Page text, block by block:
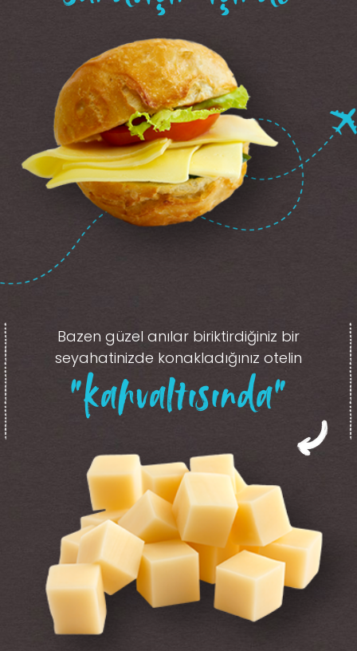
Bazen güzel anılar biriktirdiğiniz bir
seyahatinizde konakladığınız otelin
“kahvaltısında”